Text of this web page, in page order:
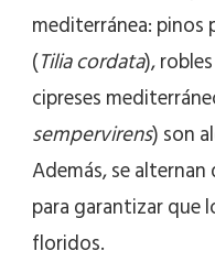
mediterránea: pinos
(Tilia cordata),
cipreses
sempervirens) son
Además, se
para garantizar que
floridos.